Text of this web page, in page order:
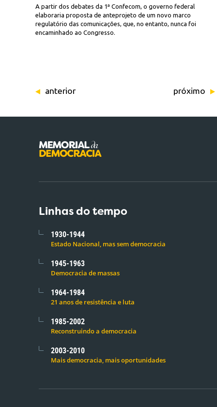
A partir dos debates da 1ª Confecom, o governo federal
elaboraria proposta de anteprojeto de um novo marco
regulatório das comunicações, que, no entanto, nunca foi
encaminhado ao Congresso.
anterior próximo
Linhas do tempo
1930-1944
Estado Nacional, mas sem democracia
1945-1963
Democracia de massas
1964-1984
21 anos de resistência e luta
1985-2002
Reconstruindo a democracia
2003-2010
Mais democracia, mais oportunidades